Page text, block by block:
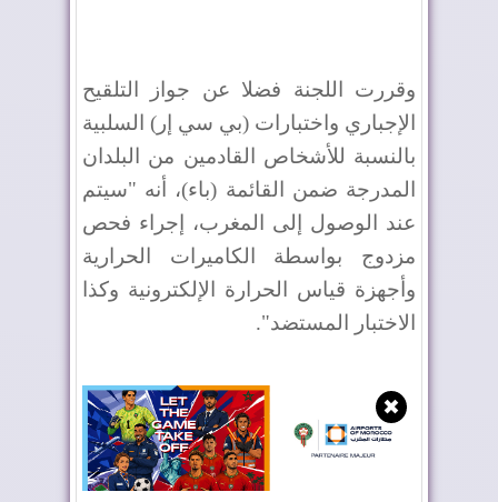
وقررت اللجنة فضلا عن جواز التلقيح
الإجباري واختبارات (بي سي إر) السلبية
بالنسبة للأشخاص القادمين من البلدان
المدرجة ضمن القائمة (باء)، أنه "سيتم
عند الوصول إلى المغرب، إجراء فحص
مزدوج بواسطة الكاميرات الحرارية
وأجهزة قياس الحرارة الإلكترونية وكذا
الاختبار المستضد".
✖